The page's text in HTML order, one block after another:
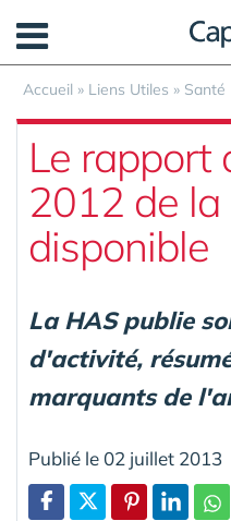
Accueil » Liens Utiles » Santé
Le rapport
2012 de
disponible
La HAS publie
d'activité,
marquants de
Publié le 02 juillet 2013
Panneau de gestion des